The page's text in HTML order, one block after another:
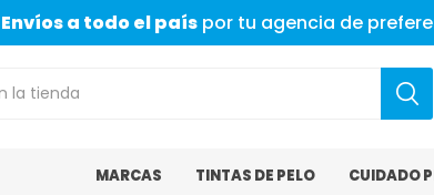
Envíos a todo el país por tu agencia de
MARCAS TINTAS DE PELO CUIDADO